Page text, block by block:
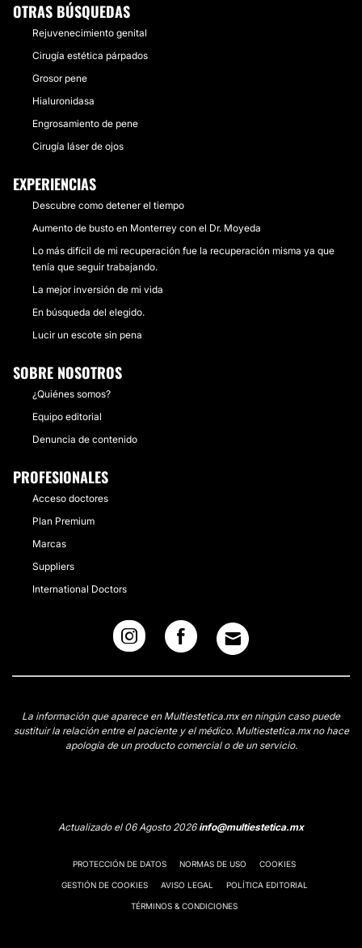
OTRAS BÚSQUEDAS
Rejuvenecimiento genital
Cirugía estética párpados
Grosor pene
Hialuronidasa
Engrosamiento de pene
Cirugía láser de ojos
EXPERIENCIAS
Descubre como detener el tiempo
Aumento de busto en Monterrey con el Dr. Moyeda
Lo más difícil de mi recuperación fue la recuperación misma ya que
tenía que seguir trabajando.
La mejor inversión de mi vida
En búsqueda del elegido.
Lucir un escote sin pena
SOBRE NOSOTROS
¿Quiénes somos?
Equipo editorial
Denuncia de contenido
PROFESIONALES
Acceso doctores
Plan Premium
Marcas
Suppliers
International Doctors
La información que aparece en Multiestetica.mx en ningún caso puede
sustituir la relación entre el paciente y el médico. Multiestetica.mx no hace
apología de un producto comercial o de un servicio.
Actualizado el 06 Agosto 2026info@multiestetica.mx
PROTECCIÓN DE DATOS NORMAS DE USO COOKIES
GESTIÓN DE COOKIES AVISO LEGAL POLÍTICA EDITORIAL
TÉRMINOS & CONDICIONES